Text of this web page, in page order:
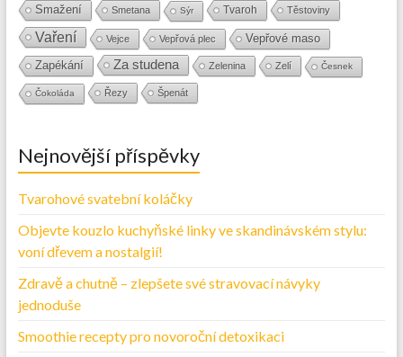
Smažení
Smetana Sýr Tvaroh Těstoviny
Vaření Vejce Vepřová plec
Vepřové maso
Zapékání
Za studena Zelenina Zelí Česnek
Čokoláda Řezy Špenát
Nejnovější příspěvky
Tvarohové svatební koláčky
Objevte kouzlo kuchyňské linky ve skandinávském stylu:
voní dřevem a nostalgií!
Zdravě a chutně – zlepšete své stravovací návyky
jednoduše
Smoothie recepty pro novoroční detoxikaci